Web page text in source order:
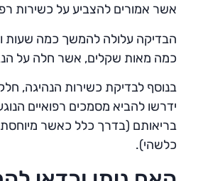
אשר אמורים להצביע על כשירות
הבדיקה עלולה להמשך כמה שעות
כמה מאות שקלים, אשר חלה על
בנוסף לבדיקת כשירות הנהיגה,
ידרשו להביא מסמכים רפואיים
בריאותם (בדרך כלל כאשר
כלשהי).